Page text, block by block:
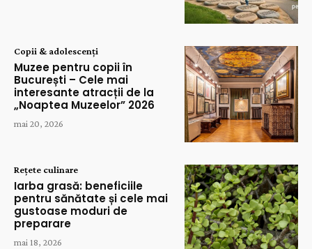
Copii & adolescenți
Muzee pentru copii în
București – Cele mai
interesante atracții de la
„Noaptea Muzeelor” 2026
mai 20, 2026
Rețete culinare
Iarba grasă: beneficiile
pentru sănătate și cele mai
gustoase moduri de
preparare
mai 18, 2026